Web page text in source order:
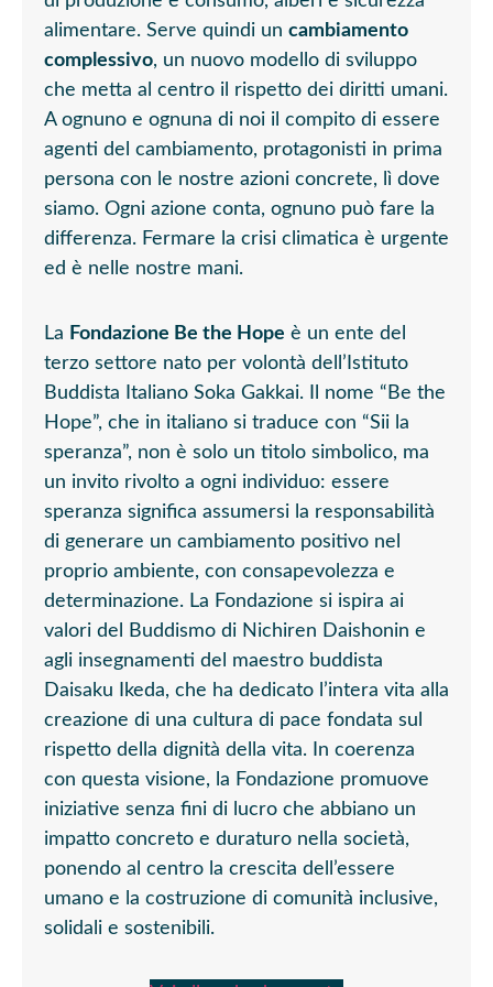
alimentare. Serve quindi un cambiamento
complessivo, un nuovo modello di sviluppo
che metta al centro il rispetto dei diritti umani.
A ognuno e ognuna di noi il compito di essere
agenti del cambiamento, protagonisti in prima
persona con le nostre azioni concrete, lì dove
siamo. Ogni azione conta, ognuno può fare la
differenza. Fermare la crisi climatica è urgente
ed è nelle nostre mani.
La Fondazione Be the Hope è un ente del
terzo settore nato per volontà dell’Istituto
Buddista Italiano Soka Gakkai. Il nome “Be the
Hope”, che in italiano si traduce con “Sii la
speranza”, non è solo un titolo simbolico, ma
un invito rivolto a ogni individuo: essere
speranza significa assumersi la responsabilità
di generare un cambiamento positivo nel
proprio ambiente, con consapevolezza e
determinazione. La Fondazione si ispira ai
valori del Buddismo di Nichiren Daishonin e
agli insegnamenti del maestro buddista
Daisaku Ikeda, che ha dedicato l’intera vita alla
creazione di una cultura di pace fondata sul
rispetto della dignità della vita. In coerenza
con questa visione, la Fondazione promuove
iniziative senza fini di lucro che abbiano un
impatto concreto e duraturo nella società,
ponendo al centro la crescita dell’essere
umano e la costruzione di comunità inclusive,
solidali e sostenibili.